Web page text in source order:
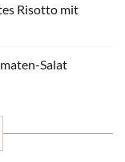
Risotto mit
Salat